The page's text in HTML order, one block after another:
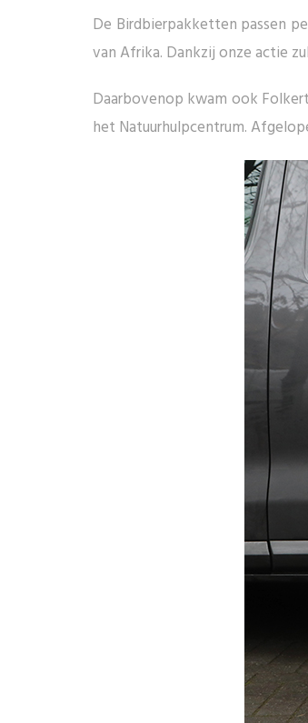
De Birdbierpakketten passen
van Afrika. Dankzij onze actie
Daarbovenop kwam ook
het Natuurhulpcentrum.